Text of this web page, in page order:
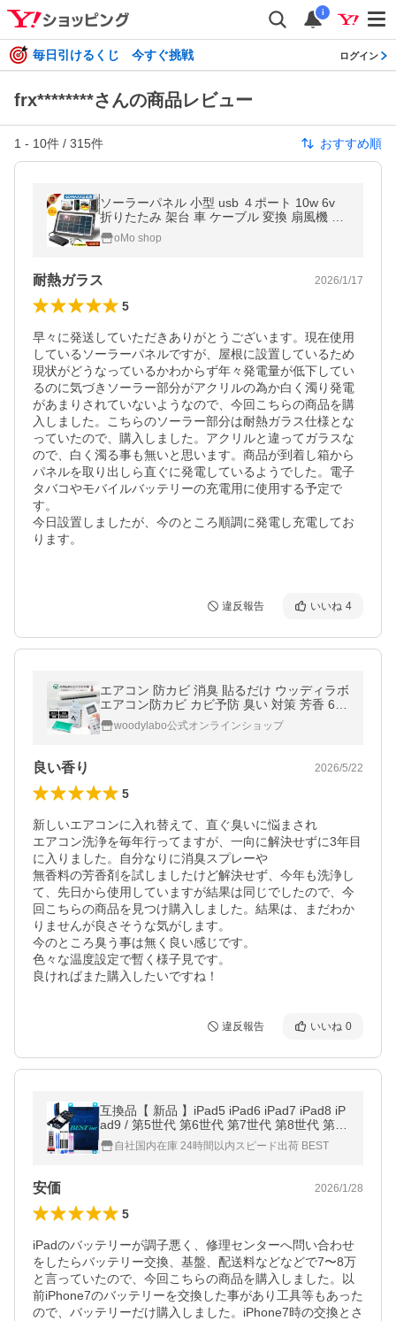
i
毎日引けるくじ 今すぐ挑戦 ログイン
frx********さんの商品レビュー
1 - 10件 / 315件 おすすめ順
ソーラーパネル 小型 usb ４ポート 10w 6v
折りたたみ 架台 車 ケーブル 変換 扇風機 蓄
電池 配線 単結晶 フレキシブル 並列 太陽光
発電パネル 太陽光充電器
oMo shop
耐熱ガラス 2026/1/17
5
早々に発送していただきありがとうございます。現在使用
しているソーラーパネルですが、屋根に設置しているため
現状がどうなっているかわからず年々発電量が低下してい
るのに気づきソーラー部分がアクリルの為か白く濁り発電
があまりされていないようなので、今回こちらの商品を購
入しました。こちらのソーラー部分は耐熱ガラス仕様とな
っていたので、購入しました。アクリルと違ってガラスな
ので、白く濁る事も無いと思います。商品が到着し箱から
パネルを取り出しら直ぐに発電しているようでした。電子
タバコやモバイルバッテリーの充電用に使用する予定で
す。
今日設置しましたが、今のところ順調に発電し充電してお
ります。
違反報告 いいね 4
エアコン 防カビ 消臭 貼るだけ ウッディラボ
エアコン防カビ カビ予防 臭い 対策 芳香 60
日持続 天然由来 アロマ 臭い対策 芳香剤 ハ
ーブの香り 公式 爆買
woodylabo公式オンラインショップ
良い香り 2026/5/22
5
新しいエアコンに入れ替えて、直ぐ臭いに悩まされ
エアコン洗浄を毎年行ってますが、一向に解決せずに3年目
に入りました。自分なりに消臭スプレーや
無香料の芳香剤を試しましたけど解決せず、今年も洗浄し
て、先日から使用していますが結果は同じでしたので、今
回こちらの商品を見つけ購入しました。結果は、まだわか
りませんが良さそうな気がします。
今のところ臭う事は無く良い感じです。
色々な温度設定で暫く様子見です。
良ければまた購入したいですね！
違反報告 いいね 0
互換品【 新品 】iPad5 iPad6 iPad7 iPad8 iP
ad9 / 第5世代 第6世代 第7世代 第8世代 第9
世代 Apple / A1484 バッテリー容量:8827mA
h 電圧制限:3.73V *35
自社国内在庫 24時間以内スピード出荷 BEST
安価 2026/1/28
5
iPadのバッテリーが調子悪く、修理センターへ問い合わせ
をしたらバッテリー交換、基盤、配送料などなどで7〜8万
と言っていたので、今回こちらの商品を購入しました。以
前iPhone7のバッテリーを交換した事があり工具等もあった
ので、バッテリーだけ購入しました。iPhone7時の交換とさ